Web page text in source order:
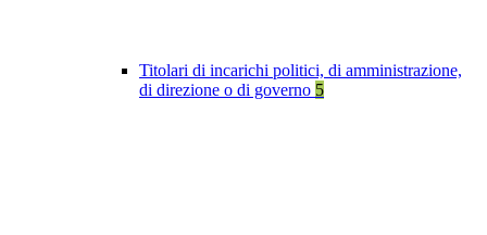
Titolari di incarichi politici, di amministrazione,
di direzione o di governo 5